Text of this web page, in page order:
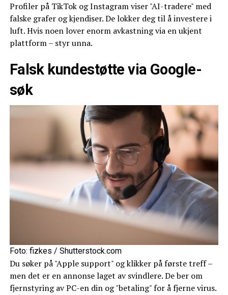
Profiler på TikTok og Instagram viser "AI-tradere" med
falske grafer og kjendiser. De lokker deg til å investere i
luft. Hvis noen lover enorm avkastning via en ukjent
plattform – styr unna.
Falsk kundestøtte via Google-
søk
Foto: fizkes / Shutterstock.com
Du søker på "Apple support" og klikker på første treff –
men det er en annonse laget av svindlere. De ber om
fjernstyring av PC-en din og "betaling" for å fjerne virus.